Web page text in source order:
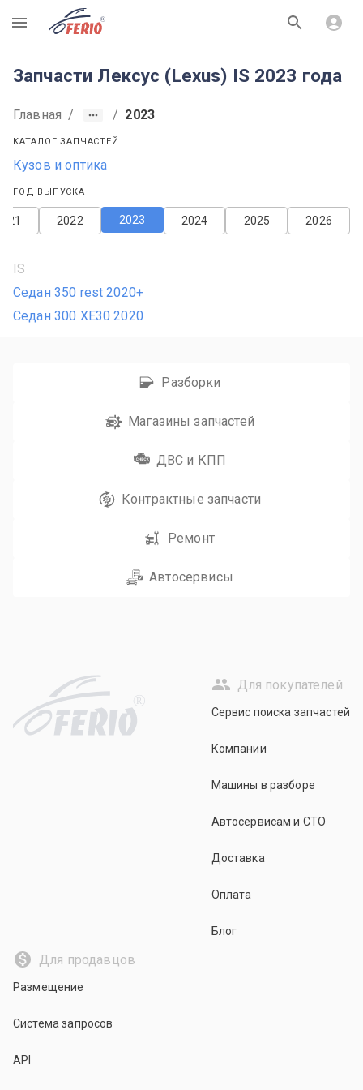
R
Запчасти Лексус (Lexus) IS 2023 года
Главная / / 2023
КАТАЛОГ ЗАПЧАСТЕЙ
Кузов и оптика
ГОД ВЫПУСКА
2026
2025
2024
2023
2022
IS
Седан 350 rest 2020+
Седан 300 XE30 2020
Разборки
Магазины запчастей
ДВС и КПП
Контрактные запчасти
Ремонт
Автосервисы
R
Для покупателей
Сервис поиска запчастей
Компании
Машины в разборе
Автосервисам и СТО
Доставка
Оплата
Блог
Для продавцов
Размещение
Система запросов
API